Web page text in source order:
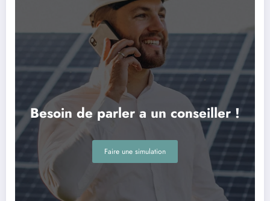
Besoin de parler a un conseiller !
Faire une simulation